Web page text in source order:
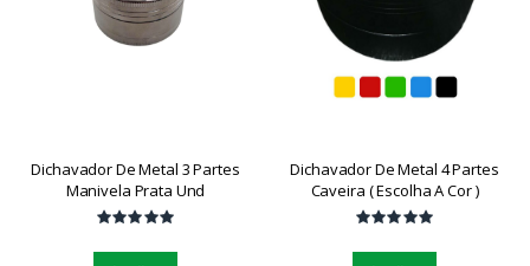
Dichavador De Metal 3 Partes
Manivela Prata Und
Dichavador De Metal 4 Partes
Caveira ( Escolha A Cor )